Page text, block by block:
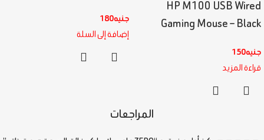
HP M100 USB Wired
Gaming Mouse – Black
جنيه150
قراءة المزيد
جنيه180
إضافة إلى السلة
المراجعات